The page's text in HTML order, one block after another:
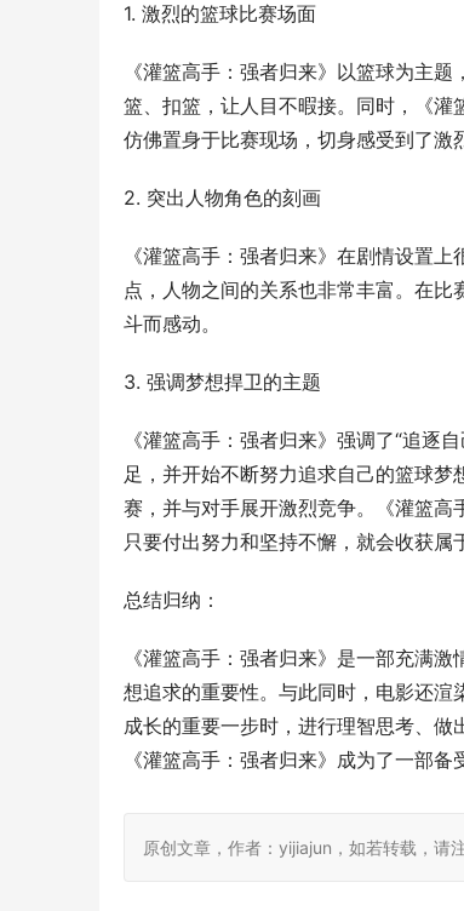
1. 激烈的篮球比赛场面
《灌篮高手：强者归来》以篮球为主
篮、扣篮，让人目不暇接。同时，《
仿佛置身于比赛现场，切身感受到了激
2. 突出人物角色的刻画
《灌篮高手：强者归来》在剧情设置
点，人物之间的关系也非常丰富。在
斗而感动。
3. 强调梦想捍卫的主题
《灌篮高手：强者归来》强调了“追逐
足，并开始不断努力追求自己的篮球
赛，并与对手展开激烈竞争。《灌篮
只要付出努力和坚持不懈，就会收获属
总结归纳：
《灌篮高手：强者归来》是一部充满
想追求的重要性。与此同时，电影还
成长的重要一步时，进行理智思考、
《灌篮高手：强者归来》成为了一部备
原创文章，作者：yijiajun，如若转载，